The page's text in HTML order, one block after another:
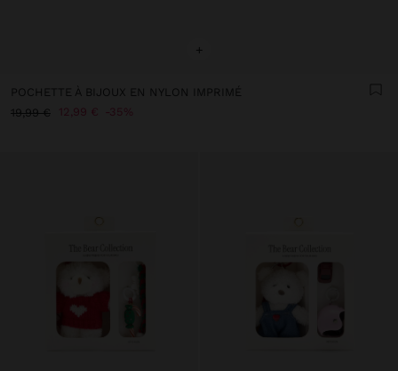
+
POCHETTE À BIJOUX EN NYLON IMPRIMÉ
19,99 €
12,99 € 35%